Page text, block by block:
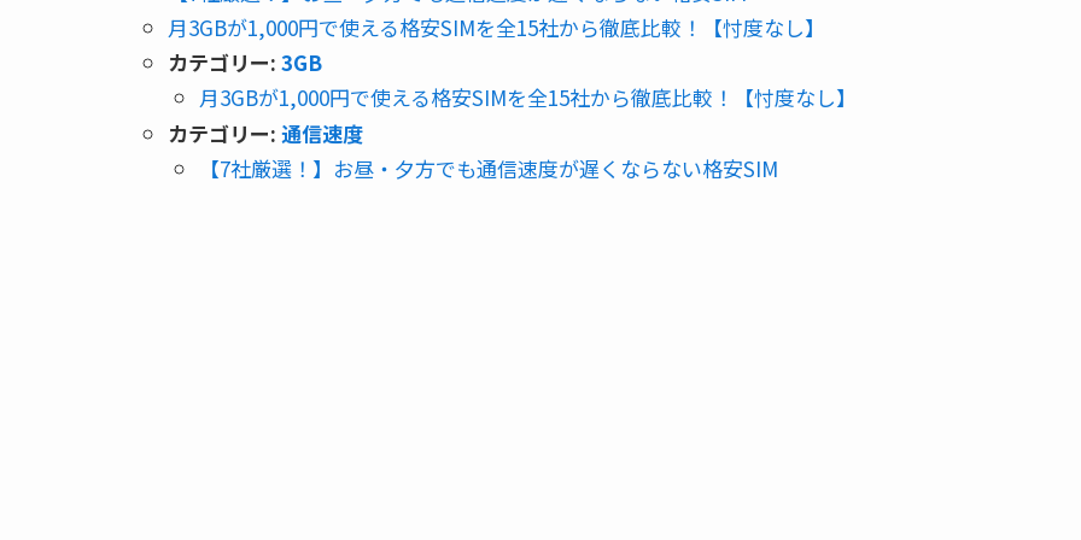
月3GBが1,000円で使える格安SIMを全15社から徹底比較！【忖度なし】
カテゴリー: 3GB
月3GBが1,000円で使える格安SIMを全15社から徹底比較！【忖度なし】
カテゴリー: 通信速度
【7社厳選！】お昼・夕方でも通信速度が遅くならない格安SIM